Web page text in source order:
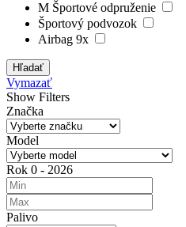
M Športové odpruženie
Športový podvozok
Airbag 9x
Hľadať
Vymazať
Show Filters
Značka
Model
Rok 0 - 2026
Palivo